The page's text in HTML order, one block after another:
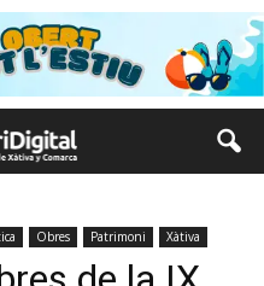
Obres Patrimoni Xàtiva